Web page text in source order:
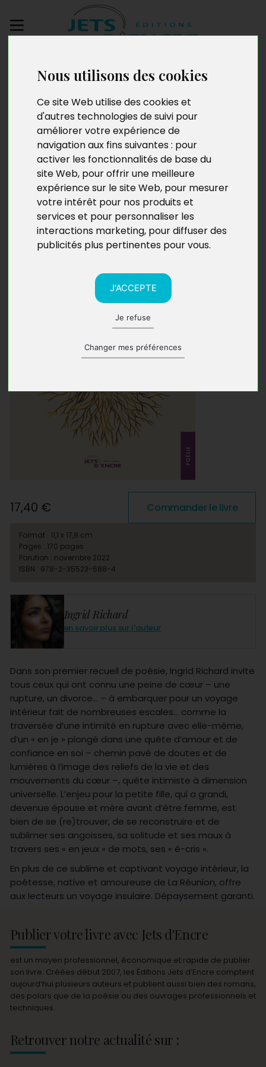
Nous utilisons des cookies
Ce site Web utilise des cookies et
d'autres technologies de suivi pour
améliorer votre expérience de
navigation aux fins suivantes : pour
activer les fonctionnalités de base du
site Web, pour offrir une meilleure
expérience sur le site Web, pour mesurer
votre intérêt pour nos produits et
services et pour personnaliser les
interactions marketing, pour diffuser des
publicités plus pertinentes pour vous.
J'ACCEPTE
Je refuse
Changer mes préférences
manuscrit
En Je. Poétique de la
rupture
Ingrid Richard
en savoir plus sur l'auteur
Dans son premier recueil de poésie, Ingrid Richard invite
tous ceux qui ont connu une peine de cœur – une
rupture, un divorce… – à embarquer pour un voyage
intérieur fait de nombreuses escales… comme la
traversée d’une intimité en rupture avec elle-même,
d’un « en je » plongé dans une quête d’amour et de
confiance en soi – chemin pavé de doutes et de
lumières à l’image des reliefs de la vie et des
mouvements du cœur –, quête intimiste à dimension
universelle. L’enjeu pour la petite fille, qui a grandi,
devenue épouse et mère avant d’être femme, est
bien de se (re)trouver, de se reconstruire et de
sublimer ses angoisses, sa solitude et ses maux à
travers ses « en jeux » de mots, ses « é-cris ».
En plus de ce sublime et captivant voyage intérieur, la
poétesse, native et amoureuse de La Réunion, offre
aux lecteurs un voyage insulaire. Dépaysement garanti.
17,40 € Commander le livre
Format : 11,1 x 17,8 cm
Pages : 170 pages
Parution : novembre 2022
ISBN : 978-2-35523-688-4
Publier votre livre avec Jets d'Encre
est un moyen professionnel, économique et rapide de publier
son livre. Créées début 2007, les Éditions Jets d’Encre comptent
aujourd’hui plusieurs auteurs et publient aussi bien des romans,
des polars que de la poésie ou des ouvrages professionnels et
techniques.
Retrouver notre actualité sur :